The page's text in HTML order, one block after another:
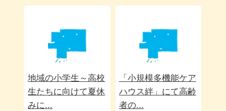
地域の小学生～高校
生たちに向けて夏休
みに...
「小規模多機能ケア
ハウス絆」にて高齢
者の...